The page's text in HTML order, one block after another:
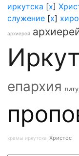
иркутска [x]
служение [x]
архиерей
епархия
храмы иркутска Христос